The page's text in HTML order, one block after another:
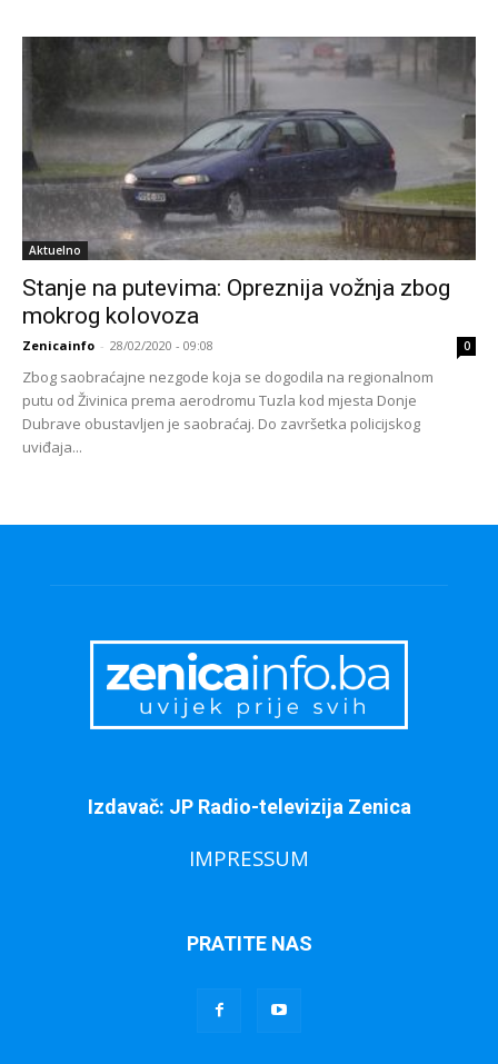
Aktuelno
Stanje na putevima: Opreznija vožnja zbog
mokrog kolovoza
Zenicainfo - 28/02/2020 - 09:08 0
Zbog saobraćajne nezgode koja se dogodila na regionalnom
putu od Živinica prema aerodromu Tuzla kod mjesta Donje
Dubrave obustavljen je saobraćaj. Do završetka policijskog
uviđaja...
Izdavač: JP Radio-televizija Zenica
IMPRESSUM
PRATITE NAS